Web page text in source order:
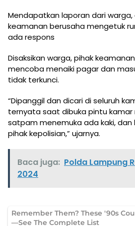
Mendapatkan laporan dari
keamanan berusaha mengetuk
ada respons
Disaksikan warga, pihak
mencoba menaiki pagar dan
tidak terkunci.
“Dipanggil dan dicari di seluruh
ternyata saat dibuka pintu kamar
satpam menemuka ada kaki, dan
pihak kepolisian,” ujarnya.
Baca juga: Polda Lampung
2024